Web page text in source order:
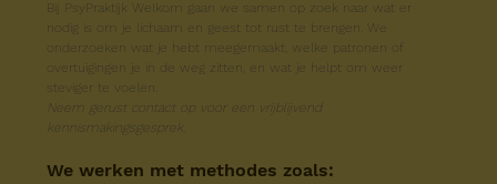
Bij PsyPraktijk Welkom gaan we samen op zoek naar wat er
nodig is om je lichaam en geest tot rust te brengen. We
onderzoeken wat je hebt meegemaakt, welke patronen of
overtuigingen je in de weg zitten, en wat je helpt om weer
steviger te voelen.
Neem gerust contact op voor een vrijblijvend
kennismakingsgesprek.
We werken met methodes zoals: